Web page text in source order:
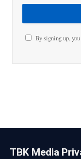
By signing up,
TBK Media